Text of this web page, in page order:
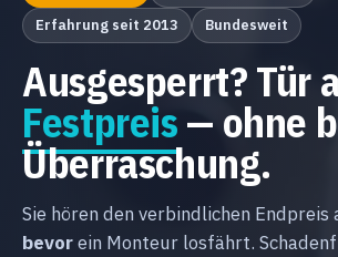
Erfahrung seit 2013
Bundesweit
Ausgesperrt? Tür
Festpreis— ohne
Überraschung.
Sie hören den verbindlichen Endpreis
bevorein Monteur losfährt.